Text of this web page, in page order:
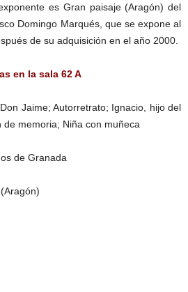
es Gran paisaje (Aragón) del
Domingo Marqués, que se expone al
de su adquisición en el año 2000.
en la sala 62 A
Jaime; Autorretrato; Ignacio, hijo del
memoria; Niña con muñeca
de Granada